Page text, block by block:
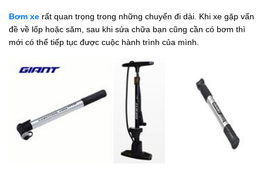
Bơm xe rất quan trọng trong những chuyến đi dài. Khi xe gặp vấn
đề về lốp hoặc săm, sau khi sửa chữa bạn cũng cần có bơm thì
mới có thể tiếp tục được cuộc hành trình của mình.